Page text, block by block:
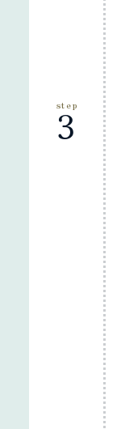
step
3